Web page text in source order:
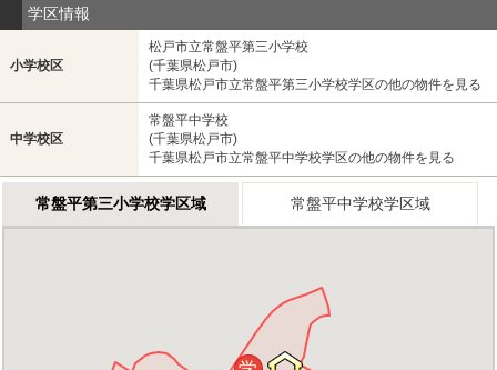
学区情報
小学校区
松戸市立常盤平第三小学校
(千葉県松戸市)
千葉県松戸市立常盤平第三小学校学区の他の物件を見る
中学校区
常盤平中学校
(千葉県松戸市)
千葉県松戸市立常盤平中学校学区の他の物件を見る
常盤平第三小学校学区域 常盤平中学校学区域